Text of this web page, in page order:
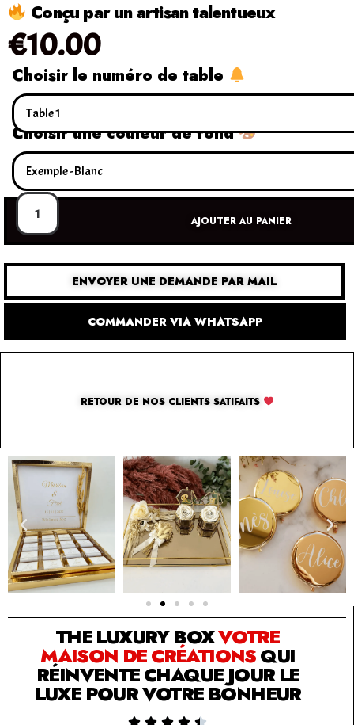
Conçu par un artisan talentueux
€10.00
Choisir le numéro de table
Choisir une couleur de fond
AJOUTER AU PANIER
ENVOYER UNE DEMANDE PAR MAIL
COMMANDER VIA WHATSAPP
RETOUR DE NOS CLIENTS SATIFAITS
SOLUTION PAR THE LUXURY BOX & CO
THE LUXURY BOXVOTRE
MAISON DE CRÉATIONSQUI
RÉINVENTE CHAQUE JOUR LE
LUXE POUR VOTRE BONHEUR
    